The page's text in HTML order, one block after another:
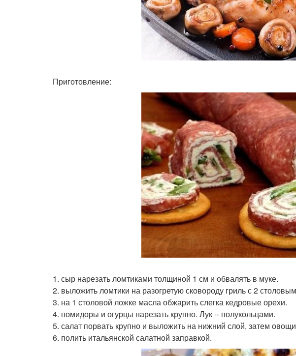
Приготовление:
1. сыр нарезать ломтиками толщиной 1 см и обвалять в муке.
2. выложить ломтики на разогретую сковороду гриль с 2
3. на 1 столовой ложке масла обжарить слегка кедровые орехи.
4. помидоры и огурцы нарезать крупно. Лук -- полукольцами.
5. салат порвать крупно и выложить на нижний слой, затем
6. полить итальянской салатной заправкой.